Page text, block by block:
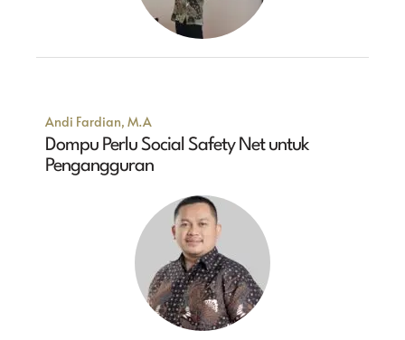
Andi Fardian, M.A
Dompu Perlu Social Safety Net untuk
Pengangguran